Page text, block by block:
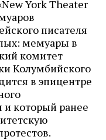
York Theater
писателя
мемуары в
комитет
Колумбийского
в эпицентре
и который ранее